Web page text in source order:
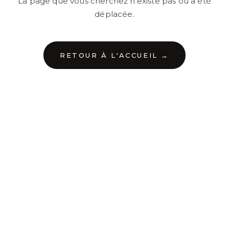
déplacée.
RETOUR À L'ACCUEIL →